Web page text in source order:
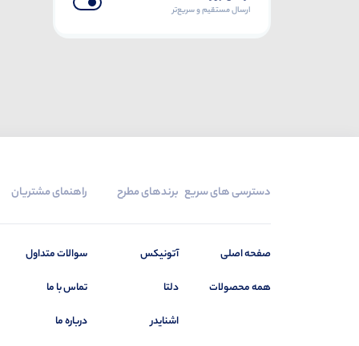
ساموان
فوکس
فونیکس
0
فیندر
147
قدیمی
0
ارسال مستقیم و سریع‌تر
دسترسی های سریع
صفحه اصلی
همه محصولات
برندهای مطرح
آتونیکس
دلتا
اشنایدر
راهنمای مشتریان
سوالات متداول
تماس با ما
درباره ما